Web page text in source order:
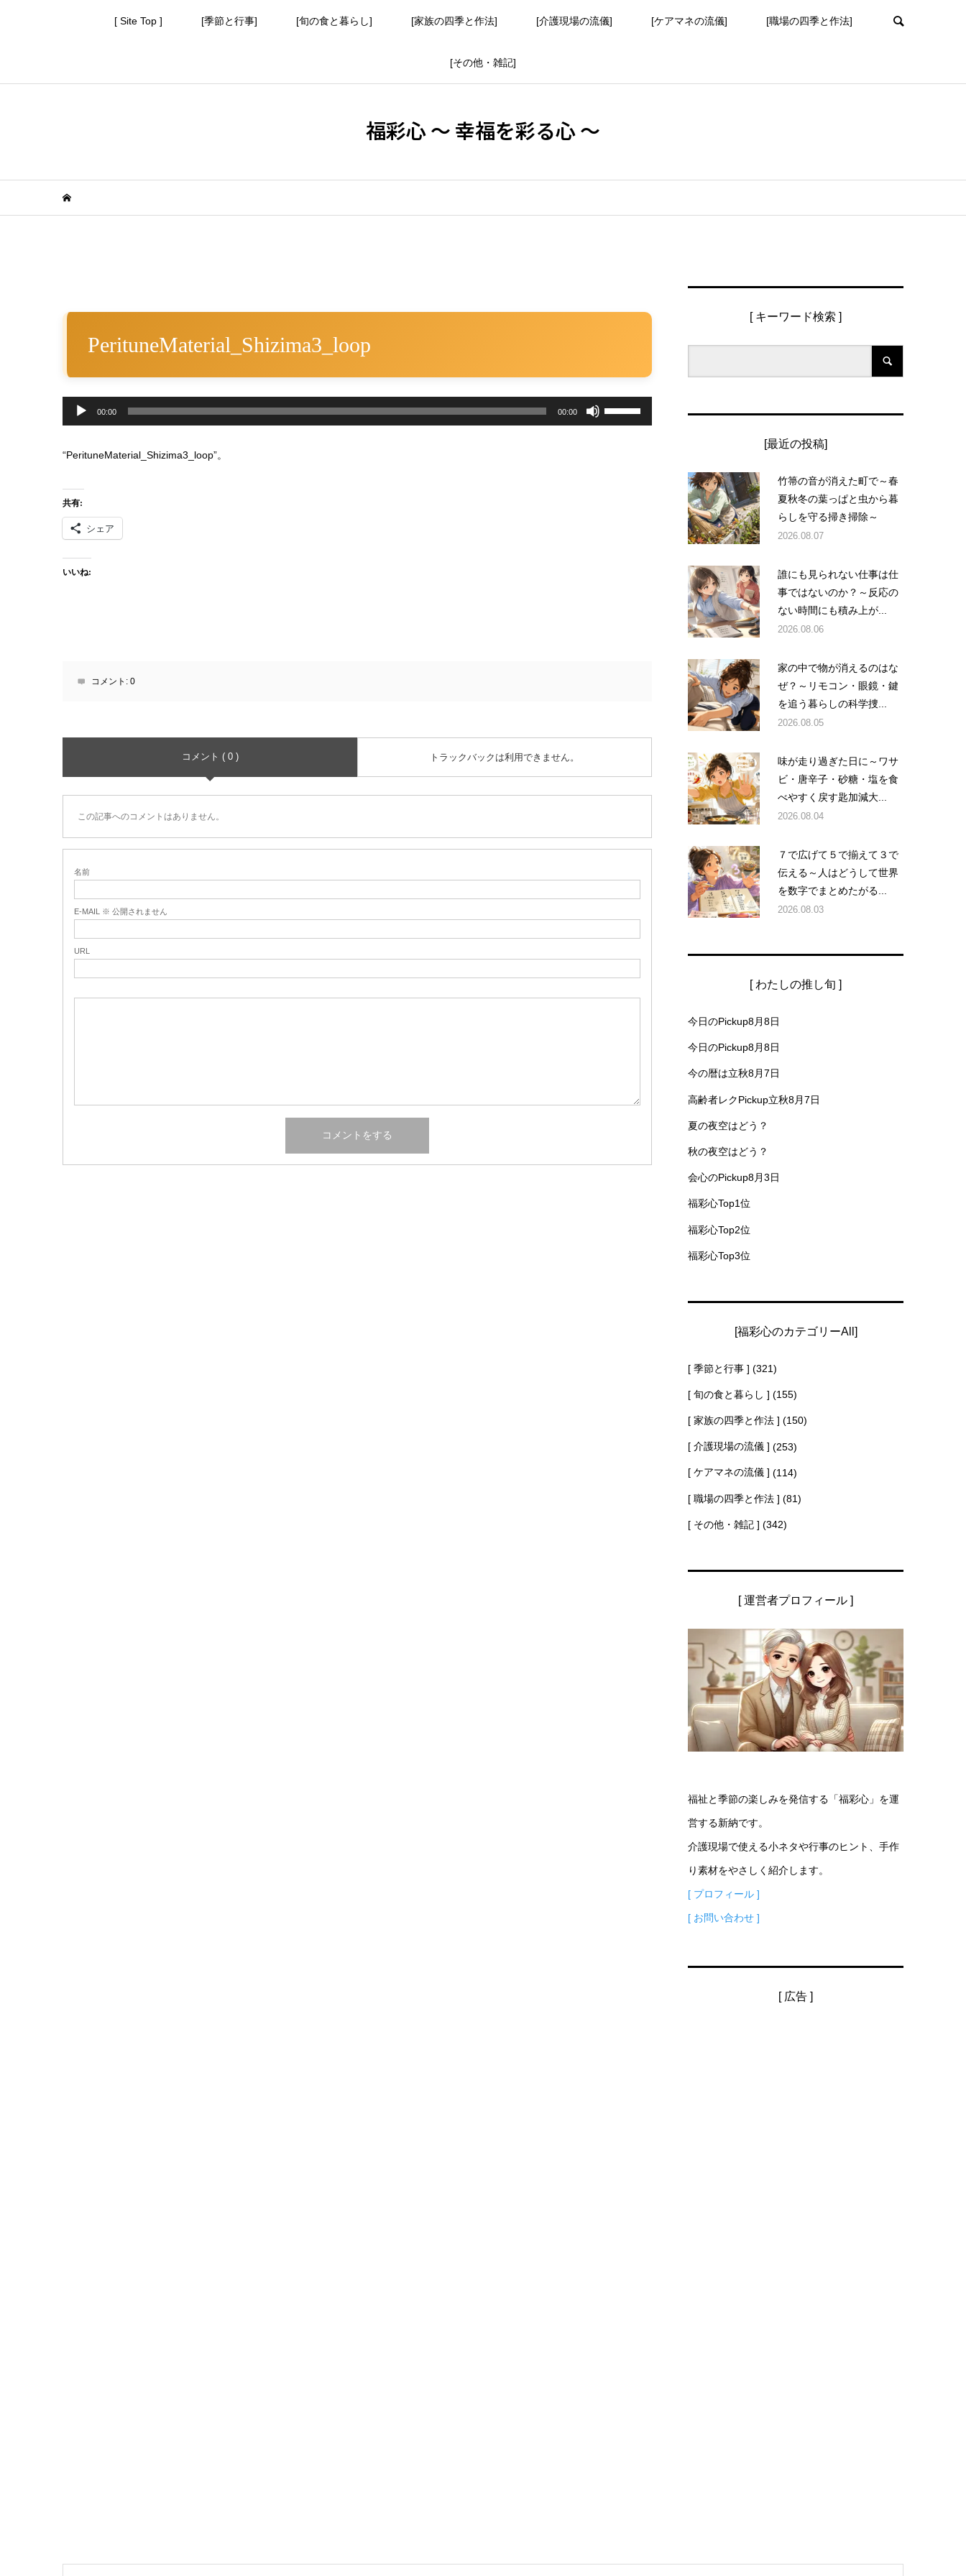
[ Site Top ] [季節と行事] [旬の食と暮らし] [家族の四季と作法] [介護現場の流儀] [ケアマネの流儀] [職場の四季と作法]
[その他・雑記]
福彩心 ～ 幸福を彩る心 ～
PerituneMaterial_Shizima3_loop
プ
ー
ヤ
00:00 00:00 ボ
ー
だ
“PerituneMaterial_Shizima3_loop”。
共有:
シェア
いいね:
コメント: 0
コメント ( 0 ) トラックバックは利用できません。
この記事へのコメントはありません。
名前
E-MAIL ※ 公開されません
URL
[ キーワード検索 ]
[最近の投稿]
竹箒の音が消えた町で～春
夏秋冬の葉っぱと虫から暮
らしを守る掃き掃除～
2026.08.07
誰にも見られない仕事は仕
事ではないのか？～反応の
ない時間にも積み上が...
2026.08.06
家の中で物が消えるのはな
ぜ？～リモコン・眼鏡・鍵
を追う暮らしの科学捜...
2026.08.05
味が走り過ぎた日に～ワサ
ビ・唐辛子・砂糖・塩を食
べやすく戻す匙加減大...
2026.08.04
７で広げて５で揃えて３で
伝える～人はどうして世界
を数字でまとめたがる...
2026.08.03
[ わたしの推し旬 ]
今日のPickup8月8日
今日のPickup8月8日
今の暦は立秋8月7日
高齢者レクPickup立秋8月7日
夏の夜空はどう？
秋の夜空はどう？
会心のPickup8月3日
福彩心Top1位
福彩心Top2位
福彩心Top3位
[福彩心のカテゴリーAll]
[ 季節と行事 ] (321)
[ 旬の食と暮らし ] (155)
[ 家族の四季と作法 ] (150)
[ 介護現場の流儀 ] (253)
[ ケアマネの流儀 ] (114)
[ 職場の四季と作法 ] (81)
[ その他・雑記 ] (342)
[ 運営者プロフィール ]
福祉と季節の楽しみを発信する「福彩心」を運
営する新納です。
介護現場で使える小ネタや行事のヒント、手作
り素材をやさしく紹介します。
[ プロフィール ]
[ お問い合わせ ]
[ 広告 ]